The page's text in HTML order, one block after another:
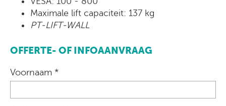
Maximale lift capaciteit: 137 kg
PT-LIFT-WALL
OFFERTE- OF INFOAANVRAAG
Voornaam *